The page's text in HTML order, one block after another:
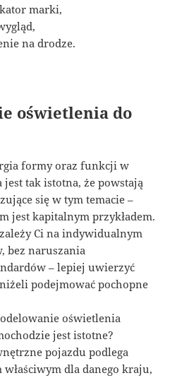
marki,
na drodze.
oświetlenia do
formy oraz funkcji w
tak istotna, że powstają
się w tym temacie –
jest kapitalnym przykładem.
Ci na indywidualnym
bez naruszania
– lepiej uwierzyć
podejmować pochopne
oświetlenia
jest istotne?
pojazdu podlega
dla danego kraju,